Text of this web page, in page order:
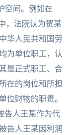
空间。例如在
，法院认为贺某
华人民共和国劳
为单位职工，认
是正式职工、合
在的岗位和所担
位财物的职责。
告人王某作为代
告人王某因利润